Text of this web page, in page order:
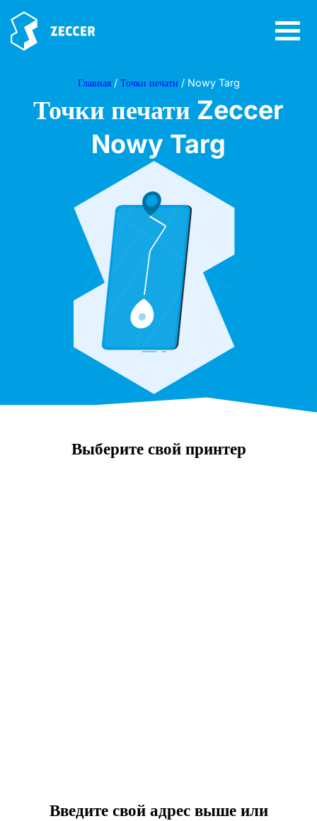
Главная/ Точки печати / Nowy Targ
Точки печати Zeccer
Nowy Targ
Выберите свой принтер
Введите свой адрес выше или